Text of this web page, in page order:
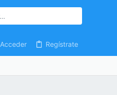
Acceder Regístrate